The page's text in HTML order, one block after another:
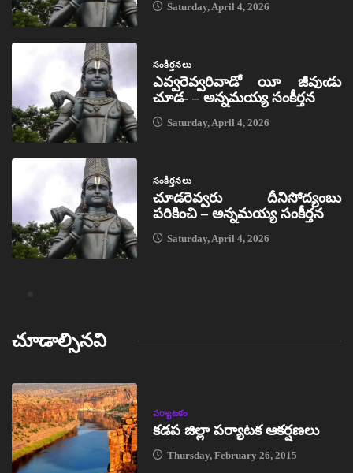
Saturday, April 4, 2026
సంకీర్తనలు
ఎవ్వరెవ్వరివాడో యీ జీవుఁడు
చూడ- – అన్నమయ్య సంకీర్తన
Saturday, April 4, 2026
సంకీర్తనలు
చూడరెవ్వరు దీనిసోద్యంబు
పరికించి – అన్నమయ్య సంకీర్తన
Saturday, April 4, 2026
చూడాల్సినవి
పర్యాటకం
కడప జిల్లా పర్యాటక ఆకర్షణలు
Thursday, February 26, 2015